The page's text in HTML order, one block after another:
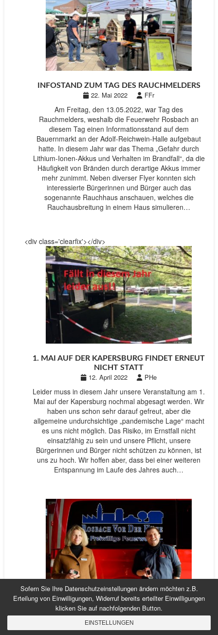
INFOSTAND ZUM TAG DES RAUCHMELDERS
22. Mai 2022 FFr
Am Freitag, den 13.05.2022, war Tag des
Rauchmelders, weshalb die Feuerwehr Rosbach an
diesem Tag einen Informationsstand auf dem
Bauernmarkt an der Adolf-Reichwein-Halle aufgebaut
hatte. In diesem Jahr war das Thema „Gefahr durch
Lithium-Ionen-Akkus und Verhalten im Brandfall“, da die
Häufigkeit von Bränden durch derartige Akkus immer
mehr zunimmt. Neben diverser Flyer konnten sich
interessierte Bürgerinnen und Bürger auch das
sogenannte Rauchhaus anschauen, welches die
Rauchausbreitung in einem Haus simulieren…
<div class='clearfix'></div>
1. MAI AUF DER KAPERSBURG FINDET ERNEUT
NICHT STATT
12. April 2022 PHe
Leider muss in diesem Jahr unsere Veranstaltung am 1.
Mai auf der Kapersburg nochmal abgesagt werden. Wir
haben uns schon sehr darauf gefreut, aber die
allgemeine undurchsichtige „pandemische Lage“ macht
es uns nicht möglich. Das Risiko, im Ernstfall nicht
einsatzfähig zu sein und unsere Pflicht, unsere
Bürgerinnen und Bürger nicht schützen zu können, ist
uns zu hoch. Wir hoffen aber, dass bei einer weiteren
Entspannung im Laufe des Jahres auch…
FÖRDERVEREIN BESCHAFFT IM JAHR 2021
DANK SPENDEN WÄRMEBILDKAMERAS FÜR
DIE EINSATZABTEILUNG
Sofern Sie Ihre Datenschutzeinstellungen ändern möchten z.B.
Erteilung von Einwilligungen, Widerruf bereits erteilter Einwilligungen
klicken Sie auf nachfolgenden Button.
EINSTELLUNGEN